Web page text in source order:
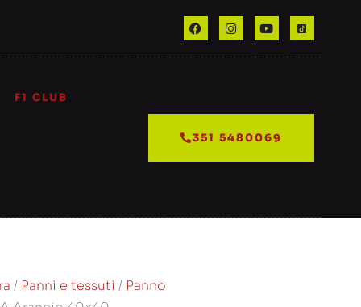
F1 CLUB
351 5480069
/ Panni e tessuti / Panno